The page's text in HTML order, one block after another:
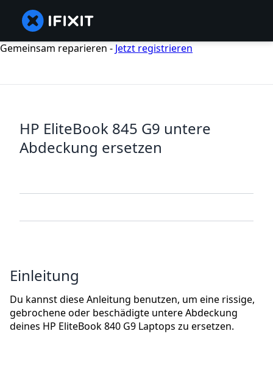
Gemeinsam reparieren - Jetzt registrieren
HP EliteBook 845 G9 untere
Abdeckung ersetzen
Einleitung
Du kannst diese Anleitung benutzen, um eine rissige,
gebrochene oder beschädigte untere Abdeckung
deines HP EliteBook 840 G9 Laptops zu ersetzen.